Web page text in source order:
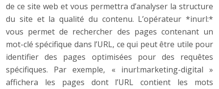
de ce site web et vous permettra d’analyser la structure
du site et la qualité du contenu. L’opérateur *inurl:*
vous permet de rechercher des pages contenant un
mot-clé spécifique dans l’URL, ce qui peut être utile pour
identifier des pages optimisées pour des requêtes
spécifiques. Par exemple, « inurl:marketing-digital »
affichera les pages dont l’URL contient les mots